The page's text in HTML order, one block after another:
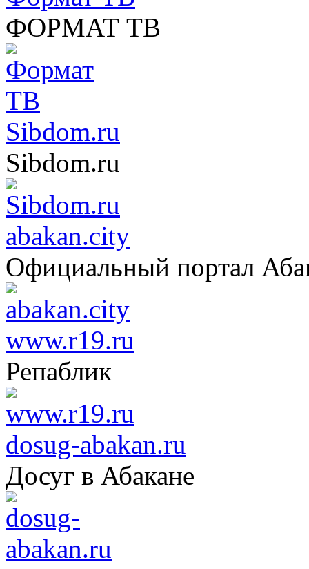
ФОРМАТ ТВ
Sibdom.ru
Sibdom.ru
abakan.city
Официальный портал
www.r19.ru
Репаблик
dosug-abakan.ru
Досуг в Абакане